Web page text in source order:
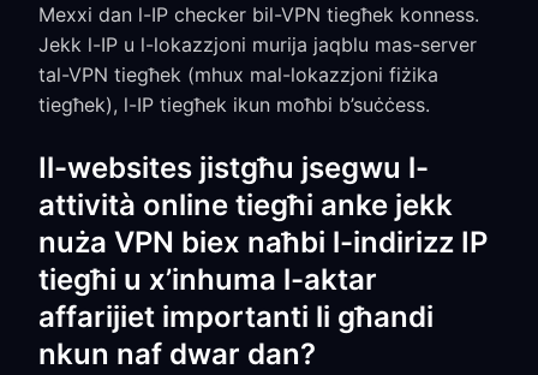
Mexxi dan l-IP checker bil-VPN tiegħek konness.
Jekk l-IP u l-lokazzjoni murija jaqblu mas-server
tal-VPN tiegħek (mhux mal-lokazzjoni fiżika
tiegħek), l-IP tiegħek ikun moħbi b’suċċess.
Il-websites jistgħu jsegwu l-
attività online tiegħi anke jekk
nuża VPN biex naħbi l-indirizz IP
tiegħi u x’inhuma l-aktar
affarijiet importanti li għandi
nkun naf dwar dan?